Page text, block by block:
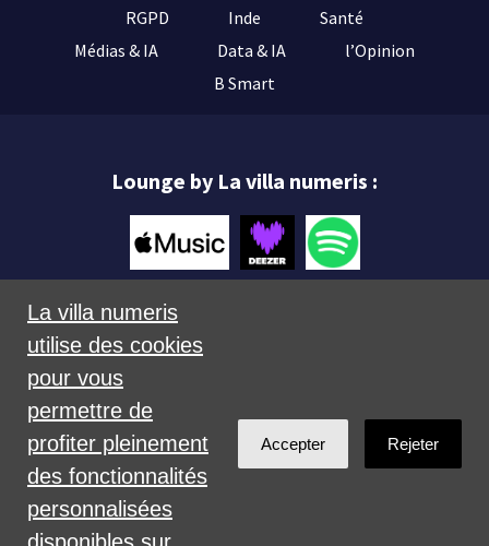
RGPD Inde
Santé
Médias & IA
Data & IA
l’Opinion
B Smart
Lounge by La villa numeris :
Créé avec
La villa numeris
utilise des cookies
pour vous
permettre de
profiter pleinement
des fonctionnalités
personnalisées
Accepter Rejeter